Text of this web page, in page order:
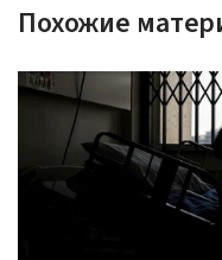
Похожие